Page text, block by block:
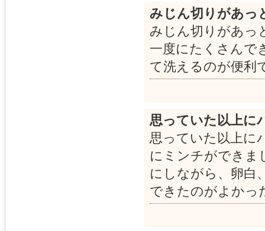
みじん切りがあっ
みじん切りがあっ
一度にたくさんで
て洗えるのが便利
思っていた以上に
思っていた以上に
にミンチができま
にしながら、卵白
できたのがよかっ